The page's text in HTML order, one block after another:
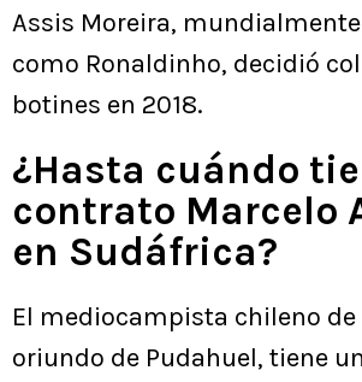
Assis Moreira,
como Ronaldinho, decidió
botines en 2018.
¿Hasta cuándo
contrato Marcelo
en Sudáfrica?
El mediocampista chileno de
oriundo de Pudahuel, tiene